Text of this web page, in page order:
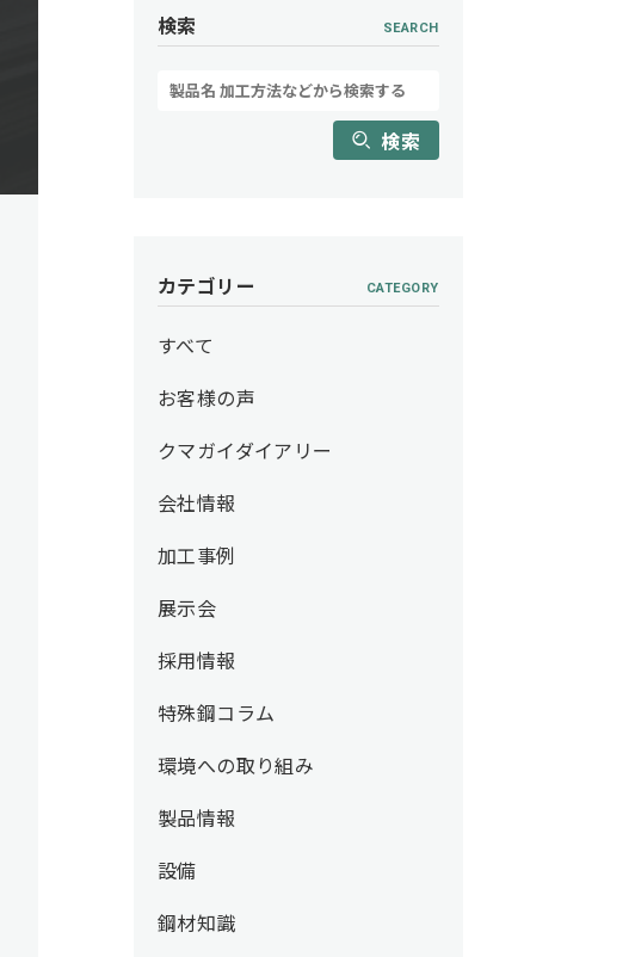
検索 SEARCH
検索
カテゴリー CATEGORY
すべて
お客様の声
クマガイダイアリー
会社情報
加工事例
展示会
採用情報
特殊鋼コラム
環境への取り組み
製品情報
設備
鋼材知識